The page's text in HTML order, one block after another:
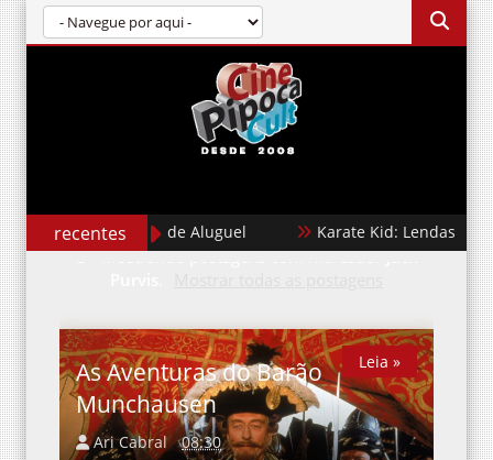
recentesCães de Aluguel Karate Kid: Lendas
Mostrando postagens com marcadorJack
As Aventuras do Barão
Munchausen
Ari Cabral
08:30
Leia »
Leia »